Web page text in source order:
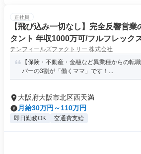
正社員
【飛び込み一切なし】完全反響営
タント 年収1000万可/フルフレック
テンフィールズファクトリー 株式会社
【保険・不動産・金融など異業種からの転
バーの3割が「働くママ」です！...
大阪府大阪市北区西天満
月給30万円～110万円
即日勤務OK 交通費支給